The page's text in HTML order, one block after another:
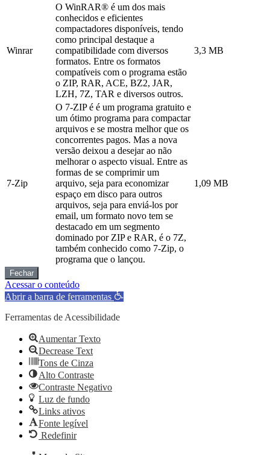
Winrar
O WinRAR® é um dos mais
conhecidos e eficientes
compactadores disponíveis, tendo
como principal destaque a
compatibilidade com diversos
formatos. Entre os formatos
compatíveis com o programa estão
o ZIP, RAR, ACE, BZ2, JAR,
LZH, 7Z, TAR e diversos outros.
3,3 MB
7-Zip
O 7-ZIP é é um programa gratuito e
um ótimo programa para compactar
arquivos e se mostra melhor que os
concorrentes pagos. Mas a nova
versão deixou a desejar ao não
melhorar o aspecto visual. Entre as
formas de se comprimir um
arquivo, seja para economizar
espaço em disco para outros
arquivos, seja para enviá-los por
email, um formato novo tem se
destacado em um segmento
dominado por ZIP e RAR, é o 7Z,
também conhecido como 7-Zip, o
programa que o lançou.
1,09 MB
Fechar
Acessar o conteúdo
Abrir a barra de ferramentas
Ferramentas de Acessibilidade
Aumentar Texto
Decrease Text
Tons de Cinza
Alto Contraste
Contraste Negativo
Luz de fundo
Links ativos
Fonte legível
Redefinir